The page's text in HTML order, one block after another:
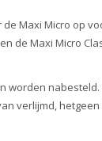
Maxi Micro op
de Maxi Micro
worden
verlijmd,